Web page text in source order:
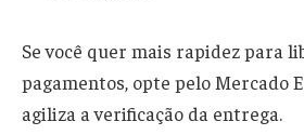
Se você quer mais rapidez para
pagamentos, opte pelo Mercado
agiliza a verificação da entrega.